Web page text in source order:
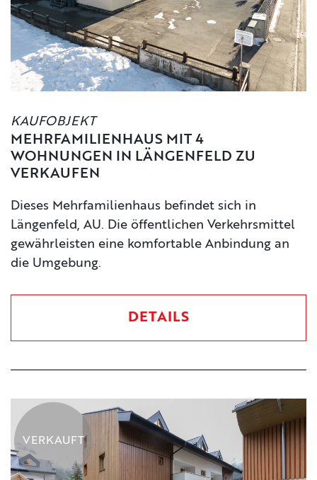
KAUFOBJEKT
MEHRFAMILIENHAUS MIT 4
WOHNUNGEN IN LÄNGENFELD ZU
VERKAUFEN
Dieses Mehrfamilienhaus befindet sich in
Längenfeld, AU. Die öffentlichen Verkehrsmittel
gewährleisten eine komfortable Anbindung an
die Umgebung.
DETAILS
VERKAUFT